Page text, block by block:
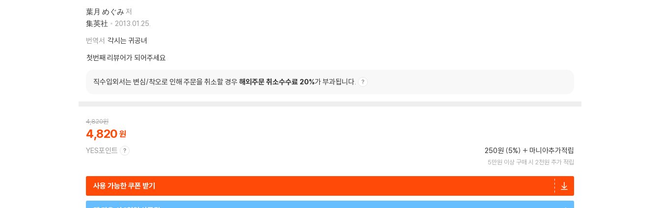
葉月 めぐみ 저
集英社
2013.01.25.
번역서 각시는 귀공녀
첫번째 리뷰어가 되어주세요
직수입외서는 변심/착오로 인해 주문을 취소할 경우 해외주문 취소수수료 20%가 부과됩니다.
4,820원
4,820
YES포인트 250원 (5%) 마니아추가적립
5만원 이상 구매 시 2천원 추가 적립
사용 가능한 쿠폰 받기